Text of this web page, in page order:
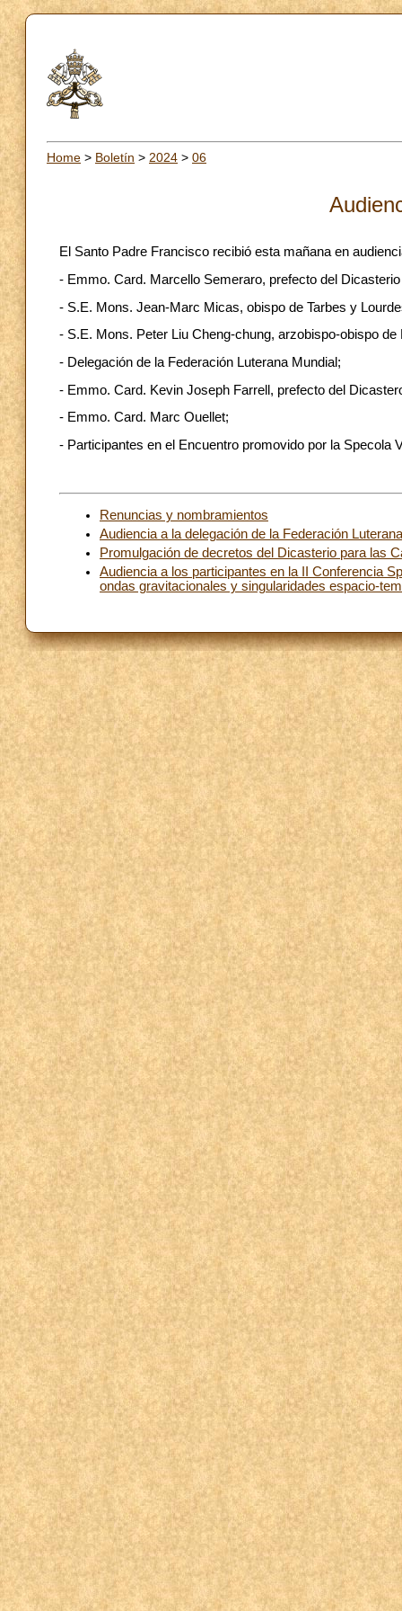
Home > Boletín > 2024 > 06
El Santo Padre Francisco recibió esta mañana en
- Emmo. Card. Marcello Semeraro, prefecto del
- S.E. Mons. Jean-Marc Micas, obispo de Tarbes y
- S.E. Mons. Peter Liu Cheng-chung, arzobispo-obispo de
- Delegación de la Federación Luterana Mundial;
- Emmo. Card. Kevin Joseph Farrell, prefecto del
- Emmo. Card. Marc Ouellet;
- Participantes en el Encuentro promovido por la Specola
Renuncias y nombramientos
Audiencia a la delegación de la Federación
Promulgación de decretos del Dicasterio para las
Audiencia a los participantes en la II Conferencia
ondas gravitacionales y singularidades espacio-